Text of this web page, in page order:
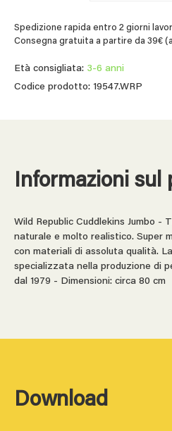
Spedizione rapida entro 2 giorni
Consegna gratuita a partire da 39€
Età consigliata: 3-6 anni
Codice prodotto: 19547.WRP
Informazioni sul
Wild Republic Cuddlekins Jumbo -
naturale e molto realistico. Super
con materiali di assoluta qualità.
specializzata nella produzione di
dal 1979 - Dimensioni: circa 80 cm
Download